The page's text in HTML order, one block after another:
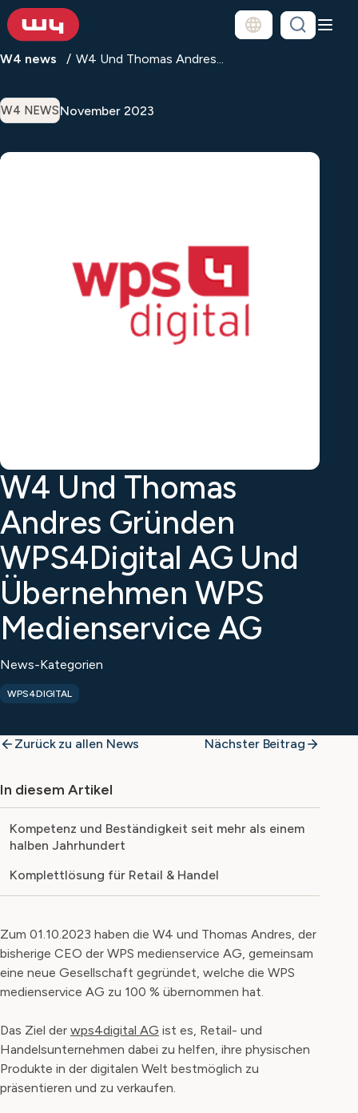
W4 news W4 Und Thomas Andres...
W4 Und Thomas
Andres Gründen
WPS4Digital AG Und
Übernehmen WPS
Medienservice AG
News-Kategorien
WPS4DIGITAL
W4 NEWSNovember 2023
Zurück zu allen News Nächster Beitrag
Zum 01.10.2023 haben die W4 und Thomas Andres, der
bisherige CEO der WPS medienservice AG, gemeinsam
eine neue Gesellschaft gegründet, welche die WPS
medienservice AG zu 100 % übernommen hat.
Das Ziel der wps4digital AG ist es, Retail- und
Handelsunternehmen dabei zu helfen, ihre physischen
Produkte in der digitalen Welt bestmöglich zu
präsentieren und zu verkaufen.
In diesem Artikel
Kompetenz und Beständigkeit seit mehr als einem
halben Jahrhundert
Komplettlösung für Retail & Handel